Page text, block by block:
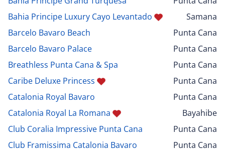
Bahia Principe Luxury Cayo Levantado
Samana
Barcelo Bavaro Beach
Punta Cana
Barcelo Bavaro Palace
Punta Cana
Breathless Punta Cana & Spa
Punta Cana
Caribe Deluxe Princess
Punta Cana
Catalonia Royal Bavaro
Punta Cana
Catalonia Royal La Romana
Bayahibe
Club Coralia Impressive Punta Cana
Punta Cana
Club Framissima Catalonia Bavaro
Punta Cana